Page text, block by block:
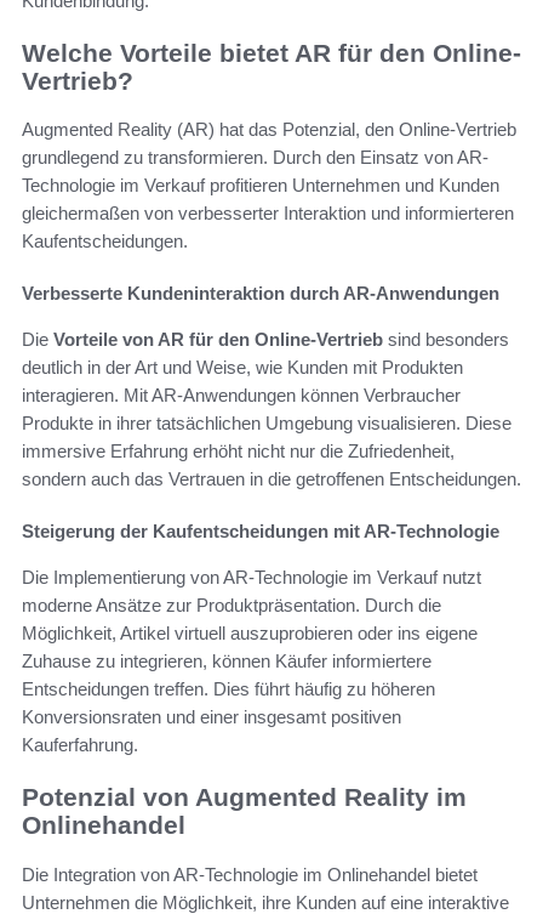
Welche Vorteile bietet AR für den Online-
Vertrieb?
Augmented Reality (AR) hat das Potenzial, den Online-Vertrieb
grundlegend zu transformieren. Durch den Einsatz von AR-
Technologie im Verkauf profitieren Unternehmen und Kunden
gleichermaßen von verbesserter Interaktion und informierteren
Kaufentscheidungen.
Verbesserte Kundeninteraktion durch AR-Anwendungen
Die Vorteile von AR für den Online-Vertrieb sind besonders
deutlich in der Art und Weise, wie Kunden mit Produkten
interagieren. Mit AR-Anwendungen können Verbraucher
Produkte in ihrer tatsächlichen Umgebung visualisieren. Diese
immersive Erfahrung erhöht nicht nur die Zufriedenheit,
sondern auch das Vertrauen in die getroffenen Entscheidungen.
Steigerung der Kaufentscheidungen mit AR-Technologie
Die Implementierung von AR-Technologie im Verkauf nutzt
moderne Ansätze zur Produktpräsentation. Durch die
Möglichkeit, Artikel virtuell auszuprobieren oder ins eigene
Zuhause zu integrieren, können Käufer informiertere
Entscheidungen treffen. Dies führt häufig zu höheren
Konversionsraten und einer insgesamt positiven
Kauferfahrung.
Potenzial von Augmented Reality im
Onlinehandel
Die Integration von AR-Technologie im Onlinehandel bietet
Unternehmen die Möglichkeit, ihre Kunden auf eine interaktive